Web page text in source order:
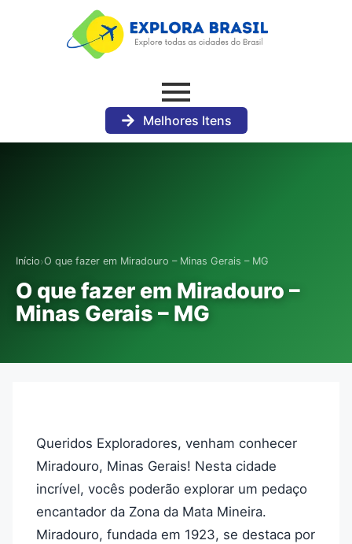
Melhores Itens
Início›O que fazer em Miradouro – Minas Gerais – MG
O que fazer em Miradouro –
Minas Gerais – MG
Queridos Exploradores, venham conhecer
Miradouro, Minas Gerais! Nesta cidade
incrível, vocês poderão explorar um pedaço
encantador da Zona da Mata Mineira.
Miradouro, fundada em 1923, se destaca por